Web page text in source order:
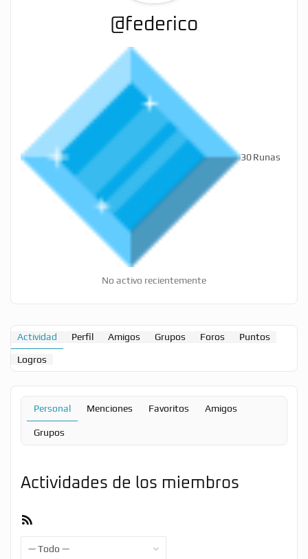
@federico
30Runas
No activo recientemente
Actividad Perfil Amigos Grupos Foros Puntos
Logros
Personal Menciones Favoritos Amigos
Grupos
Actividades de los miembros